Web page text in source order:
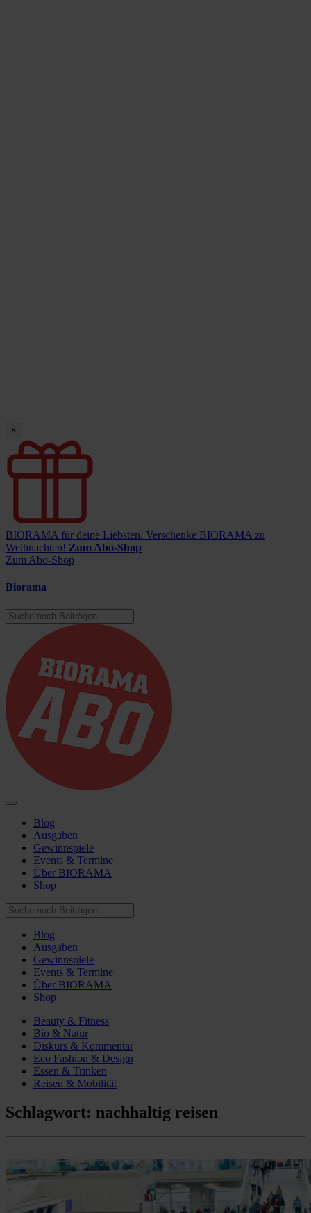
×
BIORAMA für deine Liebsten. Verschenke BIORAMA zu
Weihnachten! Zum Abo-Shop
Zum Abo-Shop
Biorama
Blog
Ausgaben
Gewinnspiele
Events & Termine
Über BIORAMA
Shop
Blog
Ausgaben
Gewinnspiele
Events & Termine
Über BIORAMA
Shop
Beauty & Fitness
Bio & Natur
Diskurs & Kommentar
Eco Fashion & Design
Essen & Trinken
Reisen & Mobilität
Schlagwort: nachhaltig reisen